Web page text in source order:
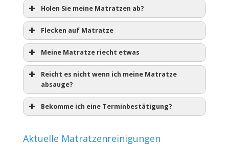
Holen Sie meine Matratzen ab?
Flecken auf Matratze
Meine Matratze riecht etwas
Reicht es nicht wenn ich meine Matratze
absauge?
Bekomme ich eine Terminbestätigung?
Aktuelle Matratzenreinigungen